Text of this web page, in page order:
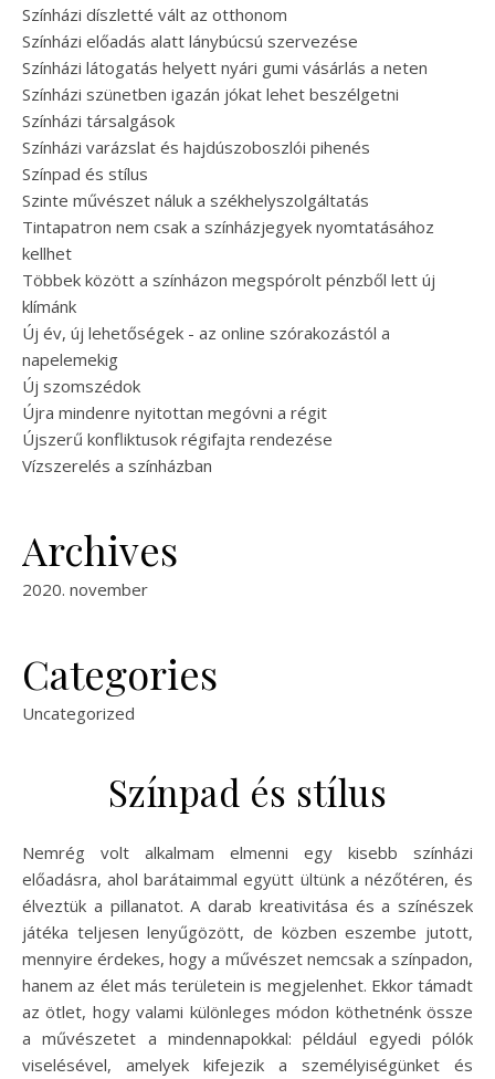
Színházi díszletté vált az otthonom
Színházi előadás alatt lánybúcsú szervezése
Színházi látogatás helyett nyári gumi vásárlás a neten
Színházi szünetben igazán jókat lehet beszélgetni
Színházi társalgások
Színházi varázslat és hajdúszoboszlói pihenés
Színpad és stílus
Szinte művészet náluk a székhelyszolgáltatás
Tintapatron nem csak a színházjegyek nyomtatásához
kellhet
Többek között a színházon megspórolt pénzből lett új
klímánk
Új év, új lehetőségek - az online szórakozástól a
napelemekig
Új szomszédok
Újra mindenre nyitottan megóvni a régit
Újszerű konfliktusok régifajta rendezése
Vízszerelés a színházban
Archives
2020. november
Categories
Uncategorized
Színpad és stílus
Nemrég volt alkalmam elmenni egy kisebb színházi
előadásra, ahol barátaimmal együtt ültünk a nézőtéren, és
élveztük a pillanatot. A darab kreativitása és a színészek
játéka teljesen lenyűgözött, de közben eszembe jutott,
mennyire érdekes, hogy a művészet nemcsak a színpadon,
hanem az élet más területein is megjelenhet. Ekkor támadt
az ötlet, hogy valami különleges módon köthetnénk össze
a művészetet a mindennapokkal: például egyedi pólók
viselésével, amelyek kifejezik a személyiségünket és